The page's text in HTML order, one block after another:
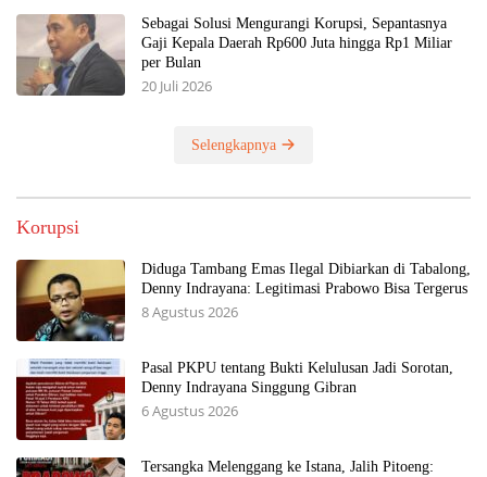
Sebagai Solusi Mengurangi Korupsi, Sepantasnya
Gaji Kepala Daerah Rp600 Juta hingga Rp1 Miliar
per Bulan
20 Juli 2026
Selengkapnya
Korupsi
Diduga Tambang Emas Ilegal Dibiarkan di Tabalong,
Denny Indrayana: Legitimasi Prabowo Bisa Tergerus
8 Agustus 2026
Pasal PKPU tentang Bukti Kelulusan Jadi Sorotan,
Denny Indrayana Singgung Gibran
6 Agustus 2026
Tersangka Melenggang ke Istana, Jalih Pitoeng: